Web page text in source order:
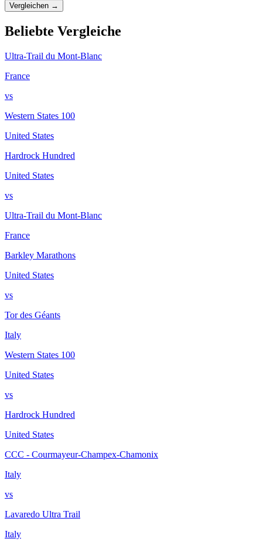
Vergleichen →
Beliebte Vergleiche
Ultra-Trail du Mont-Blanc
France
vs
Western States 100
United States
Hardrock Hundred
United States
vs
Ultra-Trail du Mont-Blanc
France
Barkley Marathons
United States
vs
Tor des Géants
Italy
Western States 100
United States
vs
Hardrock Hundred
United States
CCC - Courmayeur-Champex-Chamonix
Italy
vs
Lavaredo Ultra Trail
Italy